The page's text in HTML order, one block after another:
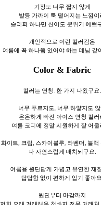
기장도 너무 짧지 않게
발등 가까이 툭 떨어지는 느낌이
슬리퍼 하나만 신어도 분위기 예쁘
개인적으로 이런 컬러감은
여름에 꼭 하나쯤 있어야 하는 데님 같
Color & Fabric
컬러는 연청. 한 가지 나왔구요.
너무 푸르지도, 너무 하얗지도
은은하게 빠진 아이스 연청 컬러
여름 코디에 정말 시원하게 잘 어울
화이트, 크림, 스카이블루, 라벤더, 블랙
다 자연스럽게 매치되구요.
여름용 원단답게 가볍고 유연한 재
답답함 없이 편하게 입기 좋아
원단부터 마감까지